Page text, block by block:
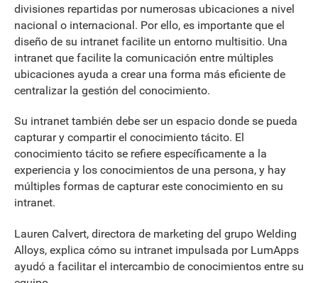
divisiones repartidas por numerosas ubicaciones a nivel
nacional o internacional. Por ello, es importante que el
diseño de su intranet facilite un entorno multisitio. Una
intranet que facilite la comunicación entre múltiples
ubicaciones ayuda a crear una forma más eficiente de
centralizar la gestión del conocimiento.
Su intranet también debe ser un espacio donde se pueda
capturar y compartir el conocimiento tácito. El
conocimiento tácito se refiere específicamente a la
experiencia y los conocimientos de una persona, y hay
múltiples formas de capturar este conocimiento en su
intranet.
Lauren Calvert, directora de marketing del grupo Welding
Alloys, explica cómo su intranet impulsada por LumApps
ayudó a facilitar el intercambio de conocimientos entre su